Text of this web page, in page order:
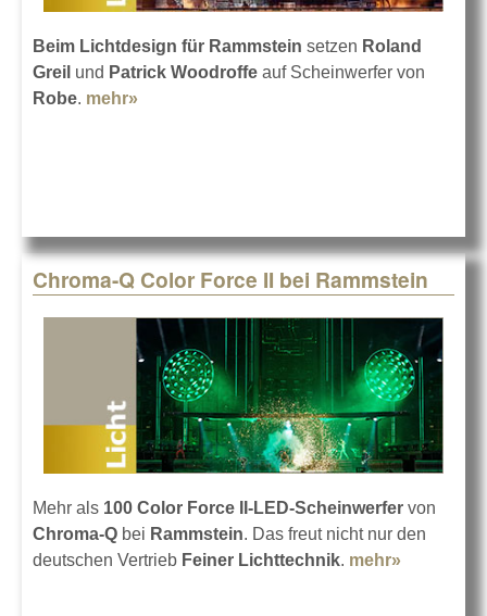
Beim Lichtdesign für Rammstein setzen Roland
Greil und Patrick Woodroffe auf Scheinwerfer von
Robe. mehr»
Chroma-Q Color Force II bei Rammstein
Mehr als 100 Color Force II-LED-Scheinwerfer von
Chroma-Q bei Rammstein. Das freut nicht nur den
deutschen Vertrieb Feiner Lichttechnik. mehr»